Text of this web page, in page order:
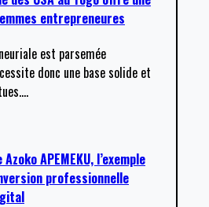
entrepreneures
est parsemée
donc une base solide et
…
APEMEKU, l’exemple
professionnelle